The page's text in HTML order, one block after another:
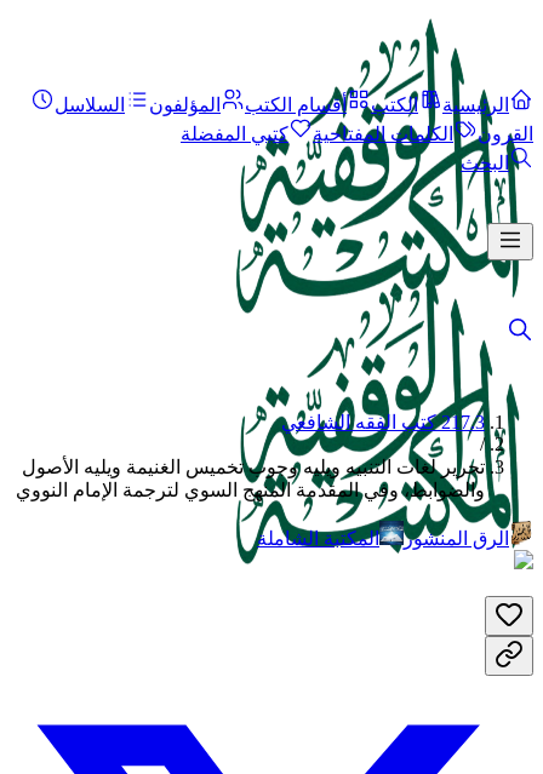
الرئيسية الكتب أقسام الكتب المؤلفون
السلاسل
القرون
الكلمات المفتاحية
كتبي المفضلة
البحث
217.3 كتب الفقه الشافعي
/
تحرير لغات التنبيه ويليه وجوب تخميس الغنيمة ويليه الأصول
والضوابط، وفي المقدمة المنهج السوي لترجمة الإمام النووي
الرق المنشور المكتبة الشاملة